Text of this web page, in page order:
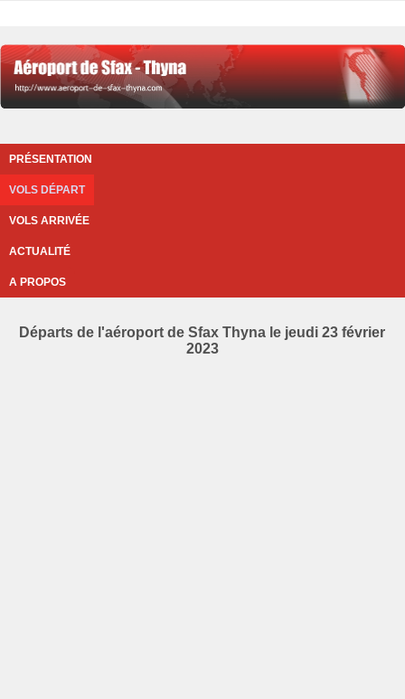
PRÉSENTATION
VOLS DÉPART
VOLS ARRIVÉE
ACTUALITÉ
A PROPOS
Départs de l'aéroport de Sfax Thyna le jeudi 23 février
2023